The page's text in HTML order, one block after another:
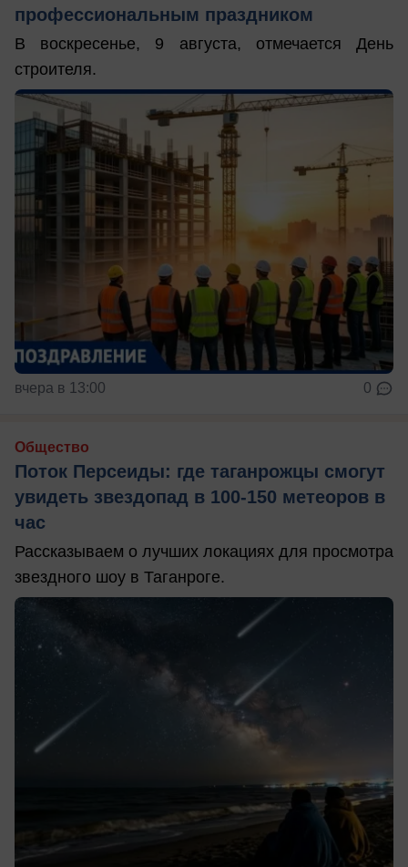
профессиональным праздником
В воскресенье, 9 августа, отмечается День
строителя.
вчера в 13:00 0
Общество
Поток Персеиды: где таганрожцы смогут
увидеть звездопад в 100-150 метеоров в
час
Рассказываем о лучших локациях для просмотра
звездного шоу в Таганроге.